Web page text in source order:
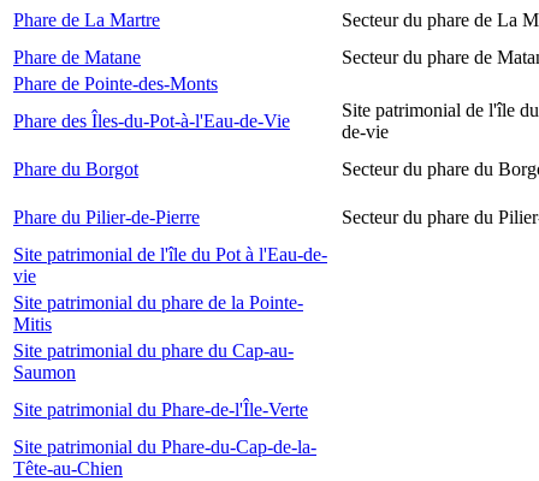
Phare de La Martre
Secteur du phare de La
Phare de Matane
Secteur du phare de
Phare de Pointe-des-Monts
Phare des Îles-du-Pot-à-l'Eau-de-Vie
Site patrimonial de l'île
de-vie
Phare du Borgot
Secteur du phare du
Phare du Pilier-de-Pierre
Secteur du phare du
Site patrimonial de l'île du Pot à l'Eau-de-
vie
Site patrimonial du phare de la Pointe-
Mitis
Site patrimonial du phare du Cap-au-
Saumon
Site patrimonial du Phare-de-l'Île-Verte
Site patrimonial du Phare-du-Cap-de-la-
Tête-au-Chien